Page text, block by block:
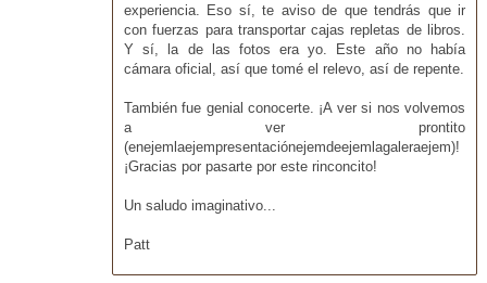
experiencia. Eso sí, te aviso de que tendrás que ir
con fuerzas para transportar cajas repletas de libros.
Y sí, la de las fotos era yo. Este año no había
cámara oficial, así que tomé el relevo, así de repente.
También fue genial conocerte. ¡A ver si nos volvemos
a ver prontito
(enejemlaejempresentaciónejemdeejemlagaleraejem)!
¡Gracias por pasarte por este rinconcito!
Un saludo imaginativo...
Patt